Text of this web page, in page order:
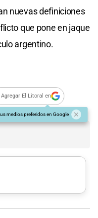
nuevas definiciones
que pone en jaque
argentino.
Agregar El Litoral en
medios preferidos en Google